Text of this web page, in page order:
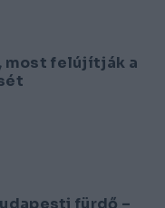
most felújítják a
fürdő –